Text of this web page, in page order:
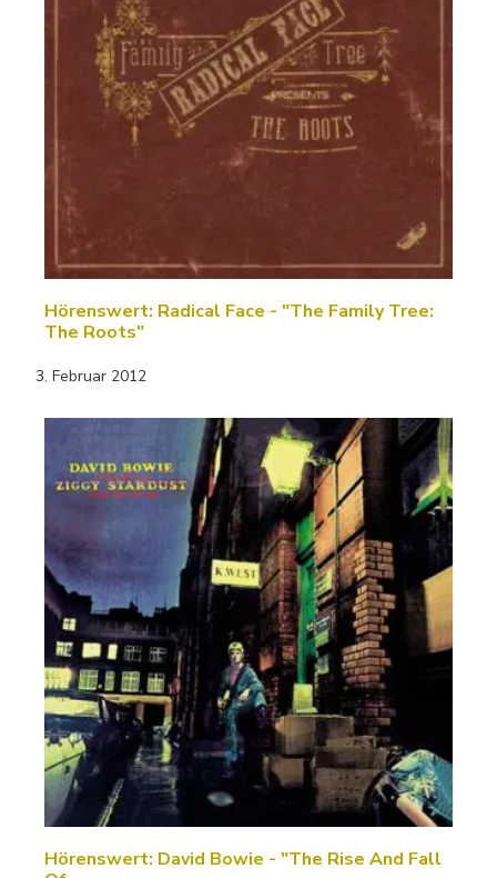
Hörenswert: Radical Face - "The Family Tree:
The Roots"
3. Februar 2012
Hörenswert: David Bowie - "The Rise And Fall